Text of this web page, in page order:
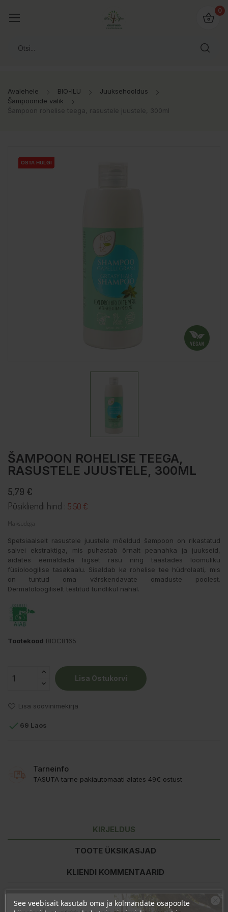
0
Avalehele BIO-ILU
Juuksehooldus
Šampoonide valik
Šampoon rohelise teega, rasustele juustele, 300ml
OSTA HULGI
OSTA HULGI
OSTA HULGI
ŠAMPOON ROHELISE TEEGA,
RASUSTELE JUUSTELE, 300ML
5,79 €
Püsikliendi hind : 5.50 €
Maksudega
Spetsiaalselt rasustele juustele mõeldud šampoon on rikastatud
salvei ekstraktiga, mis puhastab õrnalt peanahka ja juukseid,
aidates eemaldada liigset rasu ning taastades loomuliku
füsioloogilise tasakaalu. Sisaldab ka rohelise tee hüdrolaati, mis
on tuntud oma värskendavate omaduste poolest.
Dermatoloogiliselt testitud tundlikul nahal.
Tootekood BIOC8165
Lisa Ostukorvi
Lisa soovinimekirja
 69 Laos
Tarneinfo
TASUTA tarne pakiautomaati alates 49€ ostust
KIRJELDUS
TOOTE ÜKSIKASJAD
KLIENDI KOMMENTAARID
Koostisosad:Aqua (Water), Caprylyl/Capryl Glucoside,
See veebisait kasutab oma ja kolmandate osapoolte